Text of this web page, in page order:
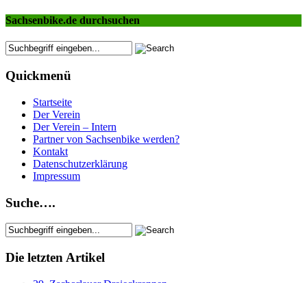
Sachsenbike.de durchsuchen
Quickmenü
Startseite
Der Verein
Der Verein – Intern
Partner von Sachsenbike werden?
Kontakt
Datenschutzerklärung
Impressum
Suche….
Die letzten Artikel